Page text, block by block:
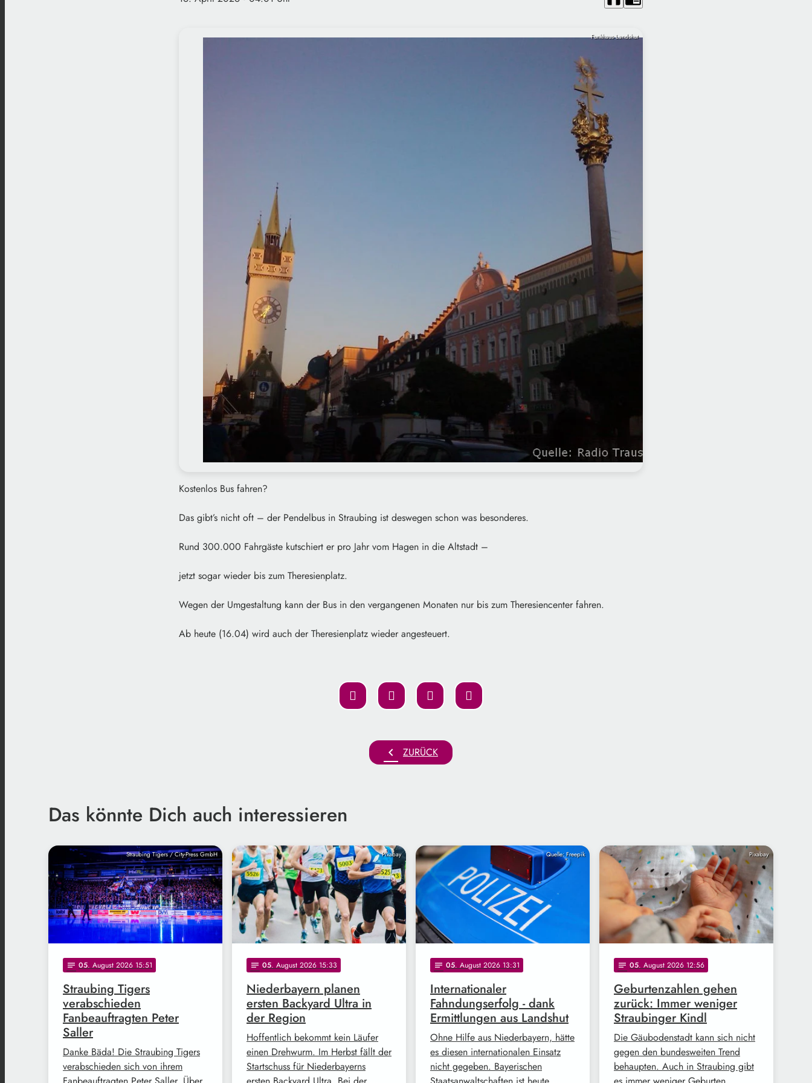
Funkhaus Landshut
Kostenlos Bus fahren?
Das gibt’s nicht oft – der Pendelbus in Straubing ist deswegen schon was besonderes.
Rund 300.000 Fahrgäste kutschiert er pro Jahr vom Hagen in die Altstadt –
jetzt sogar wieder bis zum Theresienplatz.
Wegen der Umgestaltung kann der Bus in den vergangenen Monaten nur bis zum Theresiencenter fahren.
Ab heute (16.04) wird auch der Theresienplatz wieder angesteuert.
chevron_left ZURÜCK
Das könnte Dich auch interessieren
Straubing Tigers / City-Press GmbH
notes 05. August 2026 15:51
Straubing Tigers
verabschieden
Fanbeauftragten Peter
Saller
Danke Bäda! Die Straubing Tigers
verabschieden sich von ihrem
Pixabay
notes 05. August 2026 15:33
Niederbayern planen
ersten Backyard Ultra in
der Region
Hoffentlich bekommt kein Läufer
einen Drehwurm. Im Herbst fällt der
Startschuss für Niederbayerns
Quelle: Freepik
notes 05. August 2026 13:31
Internationaler
Fahndungserfolg - dank
Ermittlungen aus Landshut
Ohne Hilfe aus Niederbayern, hätte
es diesen internationalen Einsatz
nicht gegeben. Bayerischen
Pixabay
notes 05. August 2026 12:56
Geburtenzahlen gehen
zurück: Immer weniger
Straubinger Kindl
Die Gäubodenstadt kann sich nicht
gegen den bundesweiten Trend
behaupten. Auch in Straubing gibt